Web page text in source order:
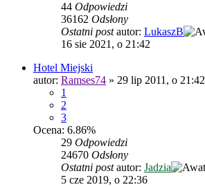
44 Odpowiedzi
36162 Odsłony
Ostatni postautor: LukaszB
16 sie 2021, o 21:42
Hotel Miejski
autor: Ramses74 » 29 lip 2011, o 21:42
1
2
3
Ocena: 6.86%
29 Odpowiedzi
24670 Odsłony
Ostatni postautor: Jadzia
5 cze 2019, o 22:36